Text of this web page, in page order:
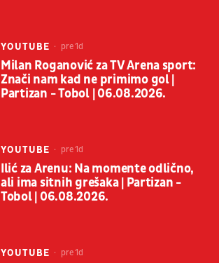
YOUTUBE pre 1d
Milan Roganović za TV Arena sport:
Znači nam kad ne primimo gol |
Partizan - Tobol | 06.08.2026.
YOUTUBE pre 1d
Ilić za Arenu: Na momente odlično,
ali ima sitnih grešaka | Partizan -
Tobol | 06.08.2026.
YOUTUBE pre 1d